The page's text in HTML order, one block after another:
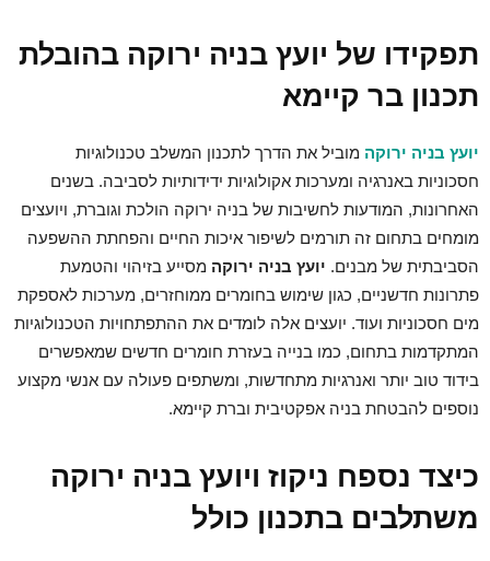
תפקידו של יועץ בניה ירוקה בהובלת
תכנון בר קיימא
יועץ בניה ירוקה מוביל את הדרך לתכנון המשלב טכנולוגיות
חסכוניות באנרגיה ומערכות אקולוגיות ידידותיות לסביבה. בשנים
האחרונות, המודעות לחשיבות של בניה ירוקה הולכת וגוברת, ויועצים
מומחים בתחום זה תורמים לשיפור איכות החיים והפחתת ההשפעה
הסביבתית של מבנים. יועץ בניה ירוקה מסייע בזיהוי והטמעת
פתרונות חדשניים, כגון שימוש בחומרים ממוחזרים, מערכות לאספקת
מים חסכוניות ועוד. יועצים אלה לומדים את ההתפתחויות הטכנולוגיות
המתקדמות בתחום, כמו בנייה בעזרת חומרים חדשים שמאפשרים
בידוד טוב יותר ואנרגיות מתחדשות, ומשתפים פעולה עם אנשי מקצוע
נוספים להבטחת בניה אפקטיבית וברת קיימא.
כיצד נספח ניקוז ויועץ בניה ירוקה
משתלבים בתכנון כולל